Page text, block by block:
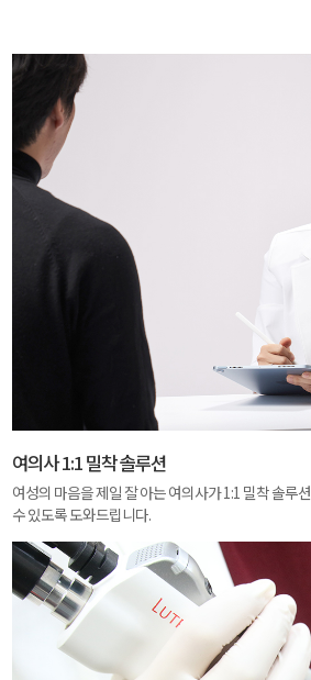
여의사 1:1 밀착 솔루션
여성의 마음을 제일 잘 아는 여의사가 1:1 밀착 솔루
수 있도록 도와드립니다.